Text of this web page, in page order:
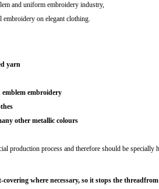
and uniform embroidery industry,
embroidery on elegant clothing.
yarn
embroidery
other metallic colours
production process and therefore should be specially
covering where necessary, so it stops the